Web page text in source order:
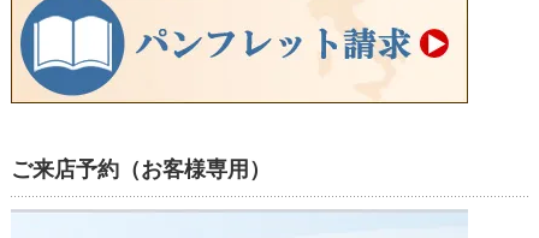
ご来店予約（お客様専用）